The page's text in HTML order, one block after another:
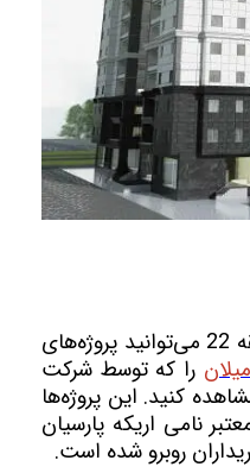
را که توسط شرکت
کنید. این پروژه‌ها
نامی اریکه پارسیان
روبرو شده‌ است.